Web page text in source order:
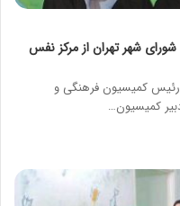
شهر تهران از مرکز نفس
پور رئیس کمیسیون فرهنگی و
کمیسیون…